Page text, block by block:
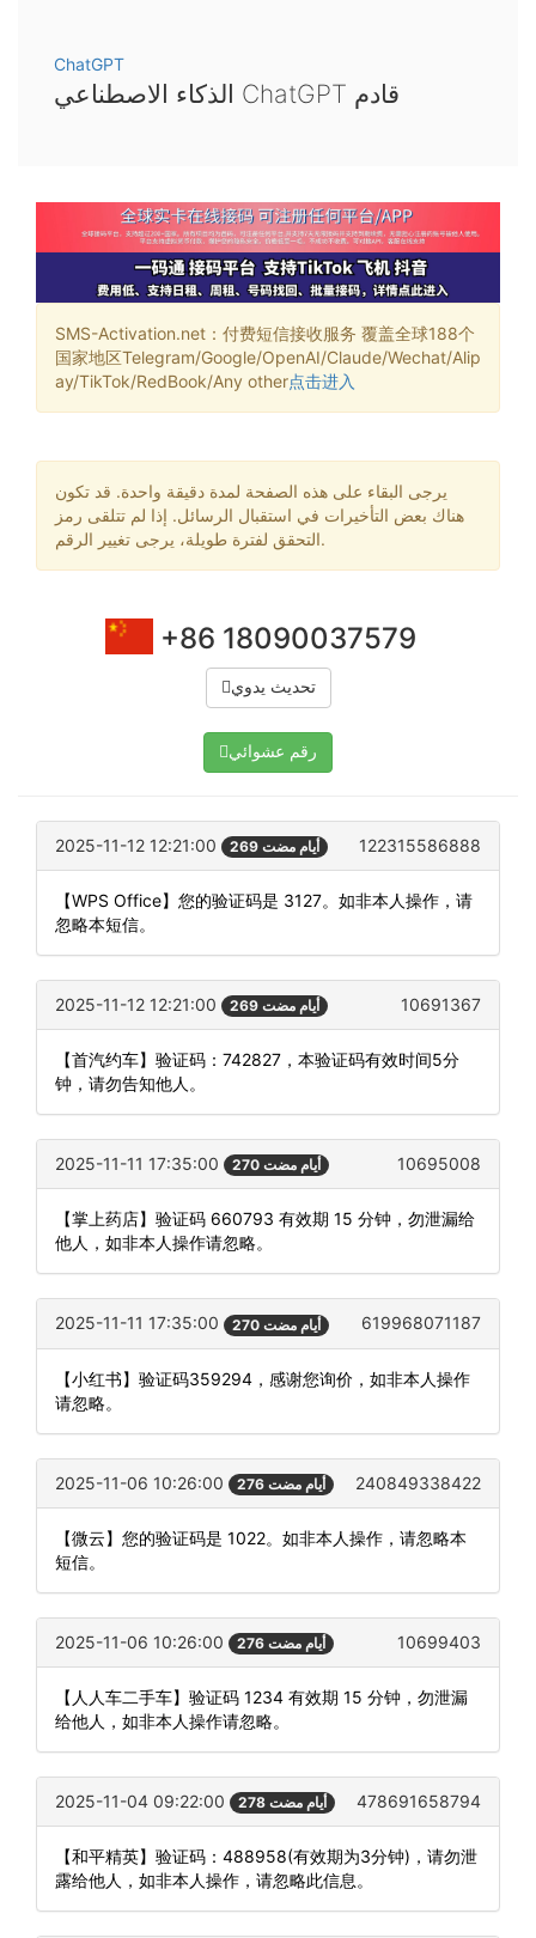
ChatGPT
الذكاء الاصطناعي ChatGPT قادم
SMS-Activation.net：付费短信接收服务 覆盖全球188个
国家地区Telegram/Google/OpenAI/Claude/Wechat/Alip
ay/TikTok/RedBook/Any other点击进入
يرجى البقاء على هذه الصفحة لمدة دقيقة واحدة. قد تكون
هناك بعض التأخيرات في استقبال الرسائل. إذا لم تتلقى رمز
التحقق لفترة طويلة، يرجى تغيير الرقم.
+86 18090037579
تحديث يدوي
رقم عشوائي
2025-11-12 12:21:00 269 أيام مضت 122315586888
【WPS Office】您的验证码是 3127。如非本人操作，请
忽略本短信。
2025-11-12 12:21:00 269 أيام مضت 10691367
【首汽约车】验证码：742827，本验证码有效时间5分
钟，请勿告知他人。
2025-11-11 17:35:00 270 أيام مضت 10695008
【掌上药店】验证码 660793 有效期 15 分钟，勿泄漏给
他人，如非本人操作请忽略。
2025-11-11 17:35:00 270 أيام مضت 619968071187
【小红书】验证码359294，感谢您询价，如非本人操作
请忽略。
2025-11-06 10:26:00 276 أيام مضت 240849338422
【微云】您的验证码是 1022。如非本人操作，请忽略本
短信。
2025-11-06 10:26:00 276 أيام مضت 10699403
【人人车二手车】验证码 1234 有效期 15 分钟，勿泄漏
给他人，如非本人操作请忽略。
2025-11-04 09:22:00 278 أيام مضت 478691658794
【和平精英】验证码：488958(有效期为3分钟)，请勿泄
露给他人，如非本人操作，请忽略此信息。